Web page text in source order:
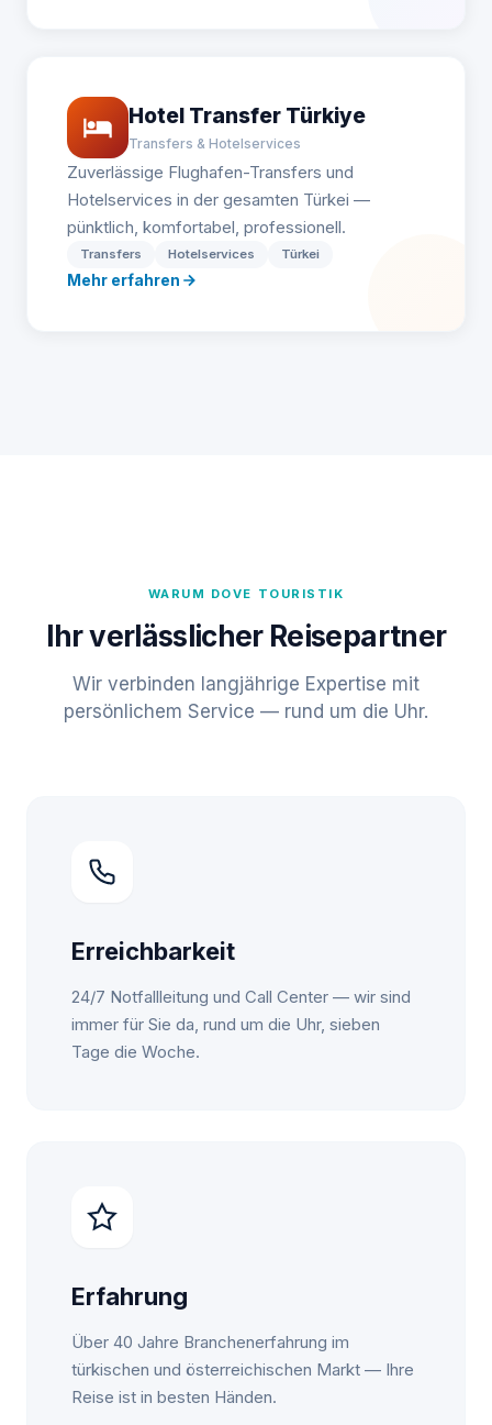
Hotel Transfer Türkiye
Transfers & Hotelservices
Zuverlässige Flughafen-Transfers und
Hotelservices in der gesamten Türkei —
pünktlich, komfortabel, professionell.
Transfers Hotelservices Türkei
Mehr erfahren
WARUM DOVE TOURISTIK
Ihr verlässlicher Reisepartner
Wir verbinden langjährige Expertise mit
persönlichem Service — rund um die Uhr.
Erreichbarkeit
24/7 Notfallleitung und Call Center — wir sind
immer für Sie da, rund um die Uhr, sieben
Tage die Woche.
Erfahrung
Über 40 Jahre Branchenerfahrung im
türkischen und österreichischen Markt — Ihre
Reise ist in besten Händen.